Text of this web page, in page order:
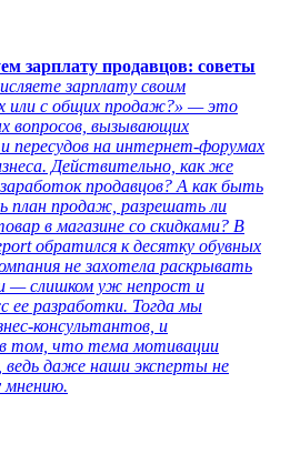
зарплату продавцов: советы
зарплату своим
или с общих продаж?» — это
вопросов, вызывающих
пересудов на интернет-форумах
Действительно, как же
продавцов? А как быть
план продаж, разрешать ли
в магазине со скидками? В
обратился к десятку обувных
не захотела раскрывать
— слишком уж непрост и
ее разработки. Тогда мы
консультантов, и
в том, что тема мотивации
ведь даже наши эксперты не
мнению.